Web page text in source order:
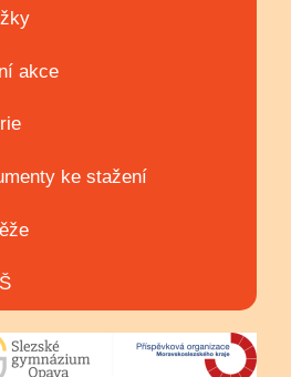
akce
ke stažení